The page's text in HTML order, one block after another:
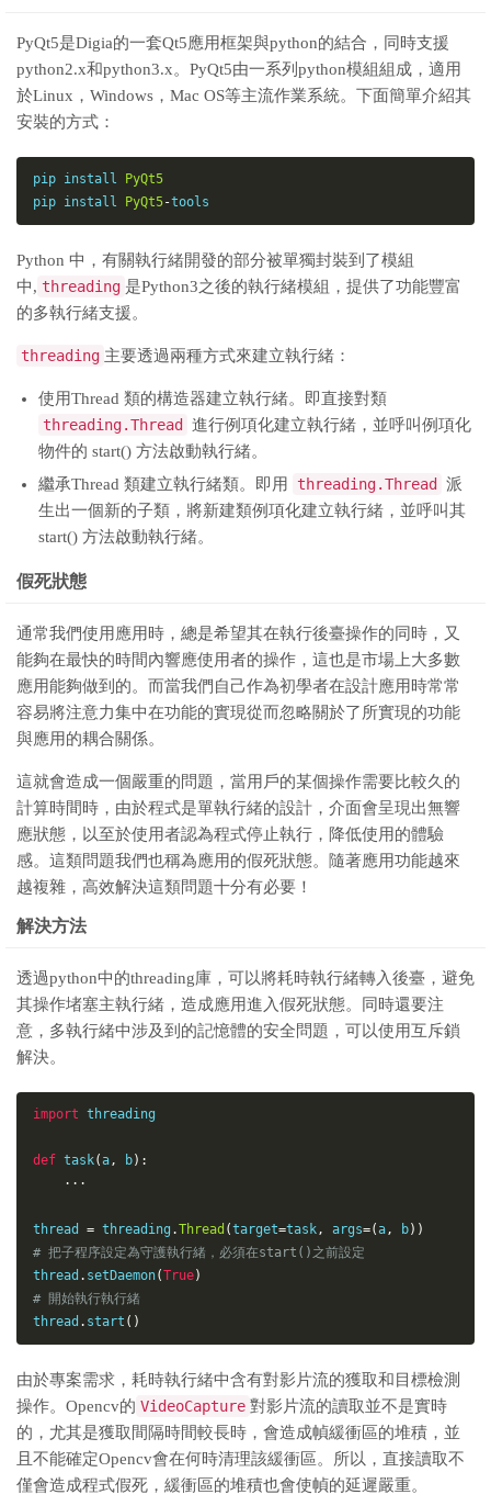
PyQt5是Digia的一套Qt5應用框架與python的結合，同時支援
python2.x和python3.x。PyQt5由一系列python模組組成，適用
於Linux，Windows，Mac OS等主流作業系統。下面簡單介紹其
安裝的方式：
pip install
PyQt5
pip install PyQt5-tools
Python 中，有關執行緒開發的部分被單獨封裝到了模組
中, threading 是Python3之後的執行緒模組，提供了功能豐富
的多執行緒支援。
threading 主要透過兩種方式來建立執行緒：
使用Thread 類的構造器建立執行緒。即直接對類
threading.Thread
進行例項化建立執行緒，並呼叫例項化
物件的 start() 方法啟動執行緒。
繼承Thread 類建立執行緒類。即用
threading.Thread
派
生出一個新的子類，將新建類例項化建立執行緒，並呼叫其
start() 方法啟動執行緒。
假死狀態
通常我們使用應用時，總是希望其在執行後臺操作的同時，又
能夠在最快的時間內響應使用者的操作，這也是市場上大多數
應用能夠做到的。而當我們自己作為初學者在設計應用時常常
容易將注意力集中在功能的實現從而忽略關於了所實現的功能
與應用的耦合關係。
這就會造成一個嚴重的問題，當用戶的某個操作需要比較久的
計算時間時，由於程式是單執行緒的設計，介面會呈現出無響
應狀態，以至於使用者認為程式停止執行，降低使用的體驗
感。這類問題我們也稱為應用的假死狀態。隨著應用功能越來
越複雜，高效解決這類問題十分有必要！
解決方法
透過python中的threading庫，可以將耗時執行緒轉入後臺，避免
其操作堵塞主執行緒，造成應用進入假死狀態。同時還要注
意，多執行緒中涉及到的記憶體的安全問題，可以使用互斥鎖
解決。
import threading
def task(a, b) :
···
thread = threading .Thread (target=task, args=(a, b) )
# 把子程序設定為守護執行緒，必須在start()之前設定
thread . setDaemon(True)
# 開始執行執行緒
thread . start ( )
由於專案需求，耗時執行緒中含有對影片流的獲取和目標檢測
操作。Opencv的 VideoCapture 對影片流的讀取並不是實時
的，尤其是獲取間隔時間較長時，會造成幀緩衝區的堆積，並
且不能確定Opencv會在何時清理該緩衝區。所以，直接讀取不
僅會造成程式假死，緩衝區的堆積也會使幀的延遲嚴重。